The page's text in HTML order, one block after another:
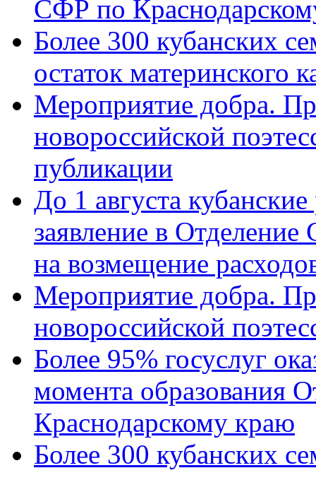
СФР по
Более 300 кубанских
остаток материнского
Мероприятие добра.
новороссийской
публикации
До 1 августа
заявление в
на возмещение
Мероприятие добра.
новороссийской
Более 95% госуслуг
момента образования
Краснодарскому краю
Более 300 кубанских